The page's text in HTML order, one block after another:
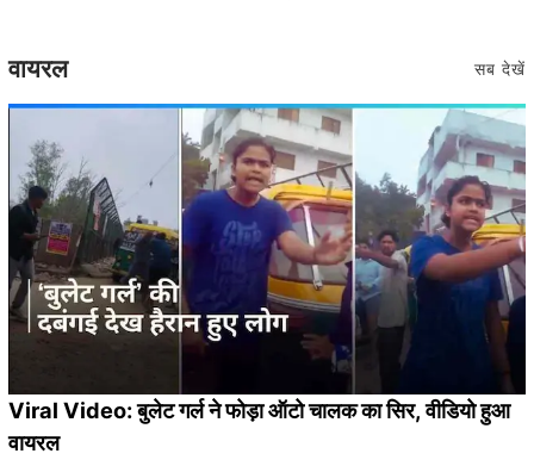
वायरल सब देखें
Viral Video: बुलेट गर्ल ने फोड़ा ऑटो चालक का सिर, वीडियो हुआ
वायरल